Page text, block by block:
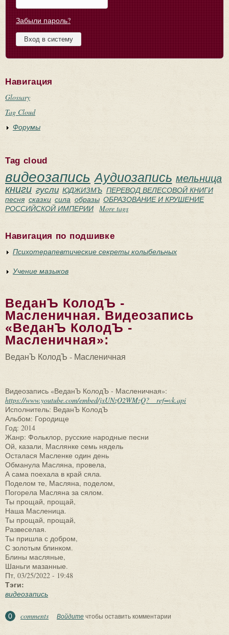
Забыли пароль?
Навигация
Glossary
Tag Cloud
Форумы
Tag cloud
видеозапись Аудиозапись мельница
книги гусли ЮДЖИЗМЪ ПЕРЕВОД ВЕЛЕСОВОЙ КНИГИ
песня сказки сила образы ОБРАЗОВАНИЕ И КРУШЕНИЕ
РОССИЙСКОЙ ИМПЕРИИ
More tags
Навигация по подшивке
Психотерапевтические секреты колыбельных
Учение мазыков
ВеданЪ КолодЪ -
Масленичная. Видеозапись
«ВеданЪ КолодЪ -
Масленичная»:
ВеданЪ КолодЪ - Масленичная
Видеозапись «ВеданЪ КолодЪ - Масленичная»:
https://www.youtube.com/embed/jxUNzO2WMzQ?__ref=vk.api
Исполнитель: ВеданЪ КолодЪ
Альбом: Городище
Год: 2014
Жанр: Фольклор, русские народные песни
Ой, казали, Маслянке семь нядель
Осталася Масленке один день
Обманула Масляна, провела,
А сама поехала в край сяла.
Поделом те, Масляна, поделом,
Погорела Масляна за сялом.
Ты прощай, прощай,
Наша Масленица.
Ты прощай, прощай,
Развеселая.
Ты пришла с добром,
С золотым блинком.
Блины масляные,
Шаньги мазанные.
Пт, 03/25/2022 - 19:48
Тэги:
видеозапись
0 comments Войдитечтобы оставить комментарии